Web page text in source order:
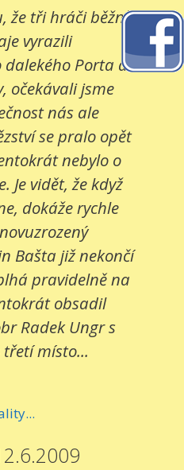
že tři hráči běžně
vyrazili
Porta a
očekávali jsme
nás ale
se pralo opět
nebylo o
Je vidět, že když
dokáže rychle
Bašta již nekončí
pravidelně na
obsadil
Radek Ungr s
místo...